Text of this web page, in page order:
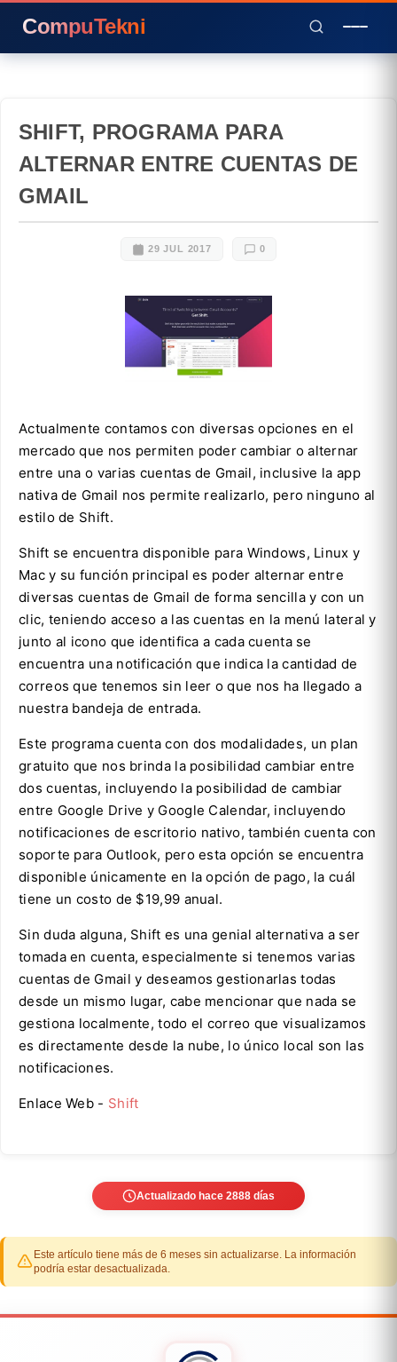
CompuTekni
SHIFT, PROGRAMA PARA
ALTERNAR ENTRE CUENTAS DE
GMAIL
29 JUL 2017 0
Actualmente contamos con diversas opciones en el
mercado que nos permiten poder cambiar o alternar
entre una o varias cuentas de Gmail, inclusive la app
nativa de Gmail nos permite realizarlo, pero ninguno al
estilo de Shift.
Shift se encuentra disponible para Windows, Linux y
Mac y su función principal es poder alternar entre
diversas cuentas de Gmail de forma sencilla y con un
clic, teniendo acceso a las cuentas en la menú lateral y
junto al icono que identifica a cada cuenta se
encuentra una notificación que indica la cantidad de
correos que tenemos sin leer o que nos ha llegado a
nuestra bandeja de entrada.
Este programa cuenta con dos modalidades, un plan
gratuito que nos brinda la posibilidad cambiar entre
dos cuentas, incluyendo la posibilidad de cambiar
entre Google Drive y Google Calendar, incluyendo
notificaciones de escritorio nativo, también cuenta con
soporte para Outlook, pero esta opción se encuentra
disponible únicamente en la opción de pago, la cuál
tiene un costo de $19,99 anual.
Sin duda alguna, Shift es una genial alternativa a ser
tomada en cuenta, especialmente si tenemos varias
cuentas de Gmail y deseamos gestionarlas todas
desde un mismo lugar, cabe mencionar que nada se
gestiona localmente, todo el correo que visualizamos
es directamente desde la nube, lo único local son las
notificaciones.
Enlace Web - Shift
Actualizado hace 2888 días
Este artículo tiene más de 6 meses sin actualizarse. La información
podría estar desactualizada.